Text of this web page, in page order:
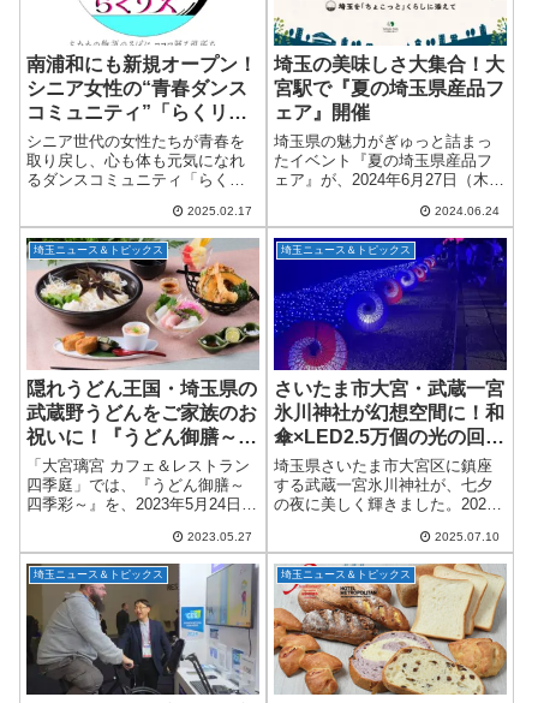
南浦和にも新規オープン！
シニア女性の“青春ダンス
コミュニティ”「らくリ
ズ」
シニア世代の女性たちが青春を
取り戻し、心も体も元気になれ
るダンスコミュニティ「らくリ
池袋・六本木・柏・船橋・南浦
和の６エリアで新たに14クラス
を開講！2025年2月17日から順次
スタ...
2025.02.17
埼玉の美味しさ大集合！大
宮駅で『夏の埼玉県産品フ
ェア』開催
埼玉県の魅力がぎゅっと詰まっ
たイベント『夏の埼玉県産品フ
ェア』が、2024年6月27日（木）
駅西口イベントスペースで開催
されます！このイベントは、埼
玉県内の特産品や名物グルメが
一堂に...
2024.06.24
埼玉ニュース＆トピックス
隠れうどん王国・埼玉県の
武蔵野うどんをご家族のお
祝いに！『うどん御膳～四
季彩～』
「大宮璃宮 カフェ＆レストラン
四季庭」では、『うどん御膳～
四季彩～』を、2023年5月24日
宮エリア唯一の「恋人の聖地サ
テライト」※に認定される結婚
式場「大宮璃宮」。館内の「カ
フェ＆レス...
2023.05.27
埼玉ニュース＆トピックス
さいたま市大宮・武蔵一宮
氷川神社が幻想空間に！和
傘×LED2.5万個の光の回廊
「スターライトシュライ
ン」が国内外で話題
埼玉県さいたま市大宮区に鎮座
する武蔵一宮氷川神社が、七夕
の夜に美しく輝きました。2025
での3日間にわたり開催されたイ
ベント「彩りが織りなす氷川神
社 ～スターライトシュライン」
では、約...
2025.07.10
埼玉ニュース＆トピックス 埼玉ニュース＆トピックス